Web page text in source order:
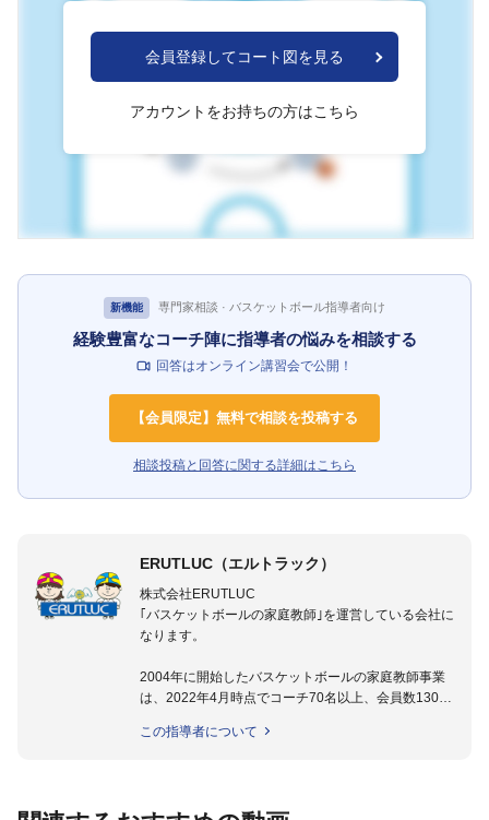
会員登録してコート図を見る
アカウントをお持ちの方はこちら
新機能 専門家相談 · バスケットボール指導者向け
経験豊富なコーチ陣に指導者の悩みを相談する
回答はオンライン講習会で公開！
【会員限定】無料で相談を投稿する
相談投稿と回答に関する詳細はこちら
ERUTLUC（エルトラック）
株式会社ERUTLUC
｢バスケットボールの家庭教師｣を運営している会社に
なります。
2004年に開始したバスケットボールの家庭教師事業
は、2022年4月時点でコーチ70名以上、会員数1300
指導実績多数・各地講習会なども担当しており、「は
この指導者について